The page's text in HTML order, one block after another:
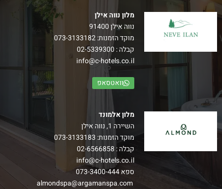
מלון נווה אילן
נווה אילן 91400
מוקד הזמנות:073-3133182
קבלה : 02-5339300
info@c-hotels.co.il
וואטסאפ
מלון אלמונד
השיירה 1, נווה אילן
מוקד הזמנות: 073-3133183
קבלה : 02-6566858
info@c-hotels.co.il
ספא073-3400-444
almondspa@argamanspa.com